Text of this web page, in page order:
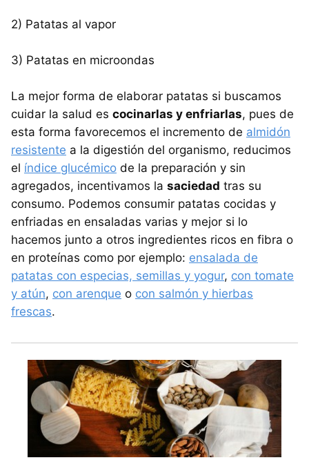
2) Patatas al vapor
3) Patatas en microondas
La mejor forma de elaborar patatas si buscamos
cuidar la salud es cocinarlas y enfriarlas, pues de
esta forma favorecemos el incremento de almidón
resistente a la digestión del organismo, reducimos
el índice glucémico de la preparación y sin
agregados, incentivamos la saciedad tras su
consumo. Podemos consumir patatas cocidas y
enfriadas en ensaladas varias y mejor si lo
hacemos junto a otros ingredientes ricos en fibra o
en proteínas como por ejemplo: ensalada de
patatas con especias, semillas y yogur, con tomate
y atún, con arenque o con salmón y hierbas
frescas.